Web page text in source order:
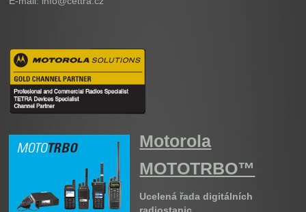
Motorola
MOTOTRBO™
Ucelená řada digitálních